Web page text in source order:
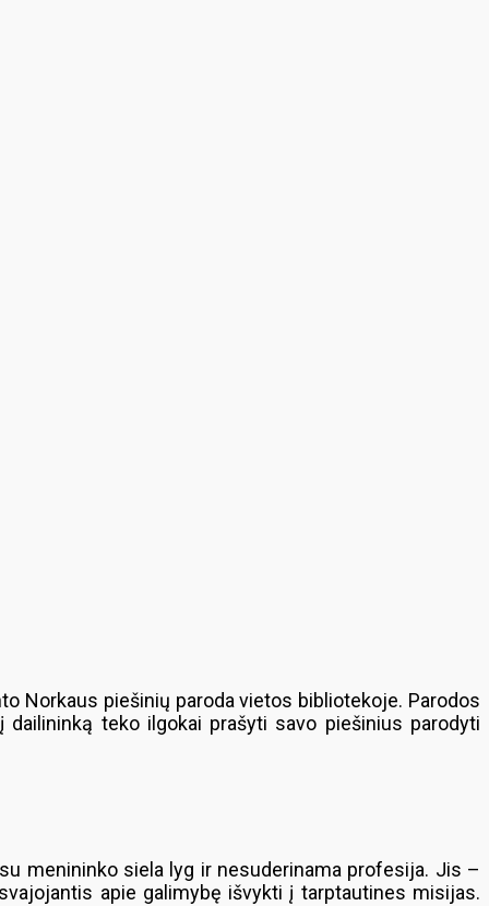
Norkaus piešinių paroda vietos bibliotekoje. Parodos
teko ilgokai prašyti savo piešinius parodyti
menininko siela lyg ir nesuderinama profesija. Jis –
apie galimybę išvykti į tarptautines misijas.